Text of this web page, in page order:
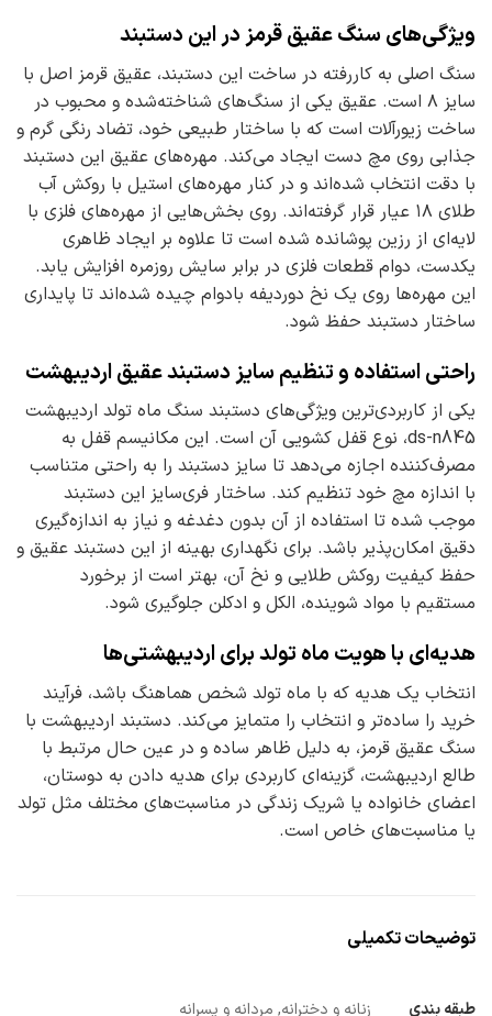
ویژگی‌های سنگ عقیق قرمز در این دستبند
سنگ اصلی به کاررفته در ساخت این دستبند، عقیق قرمز اصل با
سایز ۸ است. عقیق یکی از سنگ‌های شناخته‌شده و محبوب در
ساخت زیورآلات است که با ساختار طبیعی خود، تضاد رنگی گرم و
جذابی روی مچ دست ایجاد می‌کند. مهره‌های عقیق این دستبند
با دقت انتخاب شده‌اند و در کنار مهره‌های استیل با روکش آب
طلای ۱۸ عیار قرار گرفته‌اند. روی بخش‌هایی از مهره‌های فلزی با
لایه‌ای از رزین پوشانده شده است تا علاوه بر ایجاد ظاهری
یکدست، دوام قطعات فلزی در برابر سایش روزمره افزایش یابد.
این مهره‌ها روی یک نخ دو‌ردیفه با‌دوام چیده شده‌اند تا پایداری
ساختار دستبند حفظ شود.
راحتی استفاده و تنظیم سایز دستبند عقیق اردیبهشت
یکی از کاربردی‌ترین ویژگی‌های دستبند سنگ ماه تولد اردیبهشت
ds-n845، نوع قفل کشویی آن است. این مکانیسم قفل به
مصرف‌کننده اجازه می‌دهد تا سایز دستبند را به راحتی متناسب
با اندازه مچ خود تنظیم کند. ساختار فری‌سایز این دستبند
موجب شده تا استفاده از آن بدون دغدغه و نیاز به اندازه‌گیری
دقیق امکان‌پذیر باشد. برای نگهداری بهینه از این دستبند عقیق و
حفظ کیفیت روکش طلایی و نخ آن، بهتر است از برخورد
مستقیم با مواد شوینده، الکل و ادکلن جلوگیری شود.
هدیه‌ای با هویت ماه تولد برای اردیبهشتی‌ها
انتخاب یک هدیه که با ماه تولد شخص هماهنگ باشد، فرآیند
خرید را ساده‌تر و انتخاب را متمایز می‌کند. دستبند اردیبهشت با
سنگ عقیق قرمز، به دلیل ظاهر ساده و در عین حال مرتبط با
طالع اردیبهشت، گزینه‌ای کاربردی برای هدیه دادن به دوستان،
اعضای خانواده یا شریک زندگی در مناسبت‌های مختلف مثل تولد
یا مناسبت‌های خاص است.
توضیحات تکمیلی
طبقه بندی زنانه و دخترانه, مردانه و پسرانه